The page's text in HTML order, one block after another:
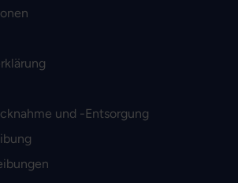
und -Entsorgung